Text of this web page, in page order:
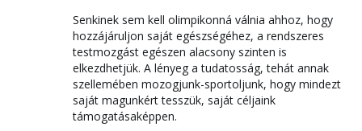
Senkinek sem kell olimpikonná válnia ahhoz, hogy
hozzájáruljon saját egészségéhez, a rendszeres
testmozgást egészen alacsony szinten is
elkezdhetjük. A lényeg a tudatosság, tehát annak
szellemében mozogjunk-sportoljunk, hogy mindezt
saját magunkért tesszük, saját céljaink
támogatásaképpen.